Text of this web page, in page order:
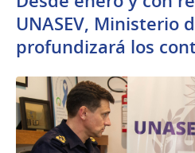
UNASEV, Ministerio
profundizará los